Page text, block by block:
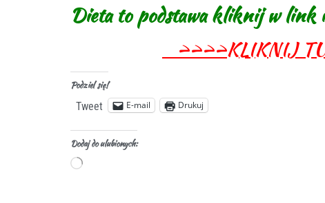
Dieta to podstawa kliknij w link
>>>>KLIKNIJ
Podziel się!
Tweet E-mail Drukuj
Dodaj do ulubionych: